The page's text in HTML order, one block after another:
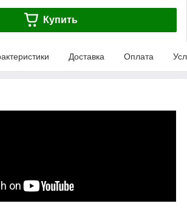
Купить
Доставка Оплата